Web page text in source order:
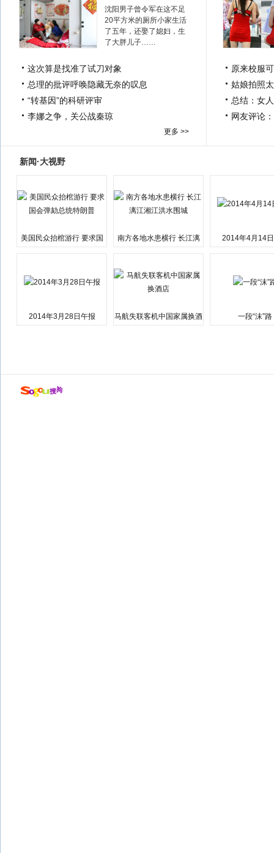
沈阳男子曾令军在这不足
20平方米的厕所小家生活
了五年，还娶了媳妇，生
了大胖儿子……
这次算是找准了试刀对象
总理的批评呼唤隐藏无奈的叹息
“转基因”的科研评审
李娜之争，关公战秦琼
更多 >>
原来校服
姑娘拍照
总结：女
网友评论
新闻·大视野
美国民众抬棺游行 要求国
南方各地水患横行 长江漓
2014年4月14
2014年3月28日午报
马航失联客机中国家属换酒
一段“沫”路